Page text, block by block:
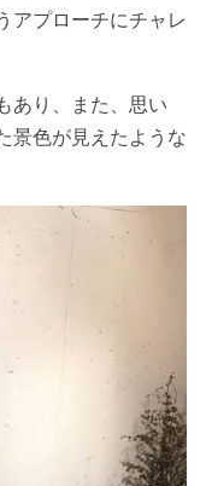
アプローチにチャレ
あり、また、思い
景色が見えたような